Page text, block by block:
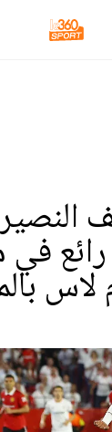
في
لاس